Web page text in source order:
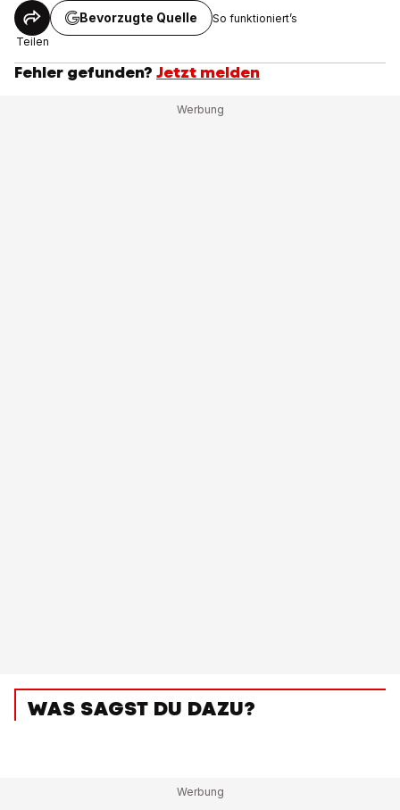
Teilen
Bevorzugte Quelle So funktioniert’s
Fehler gefunden? Jetzt melden
WAS SAGST DU DAZU?